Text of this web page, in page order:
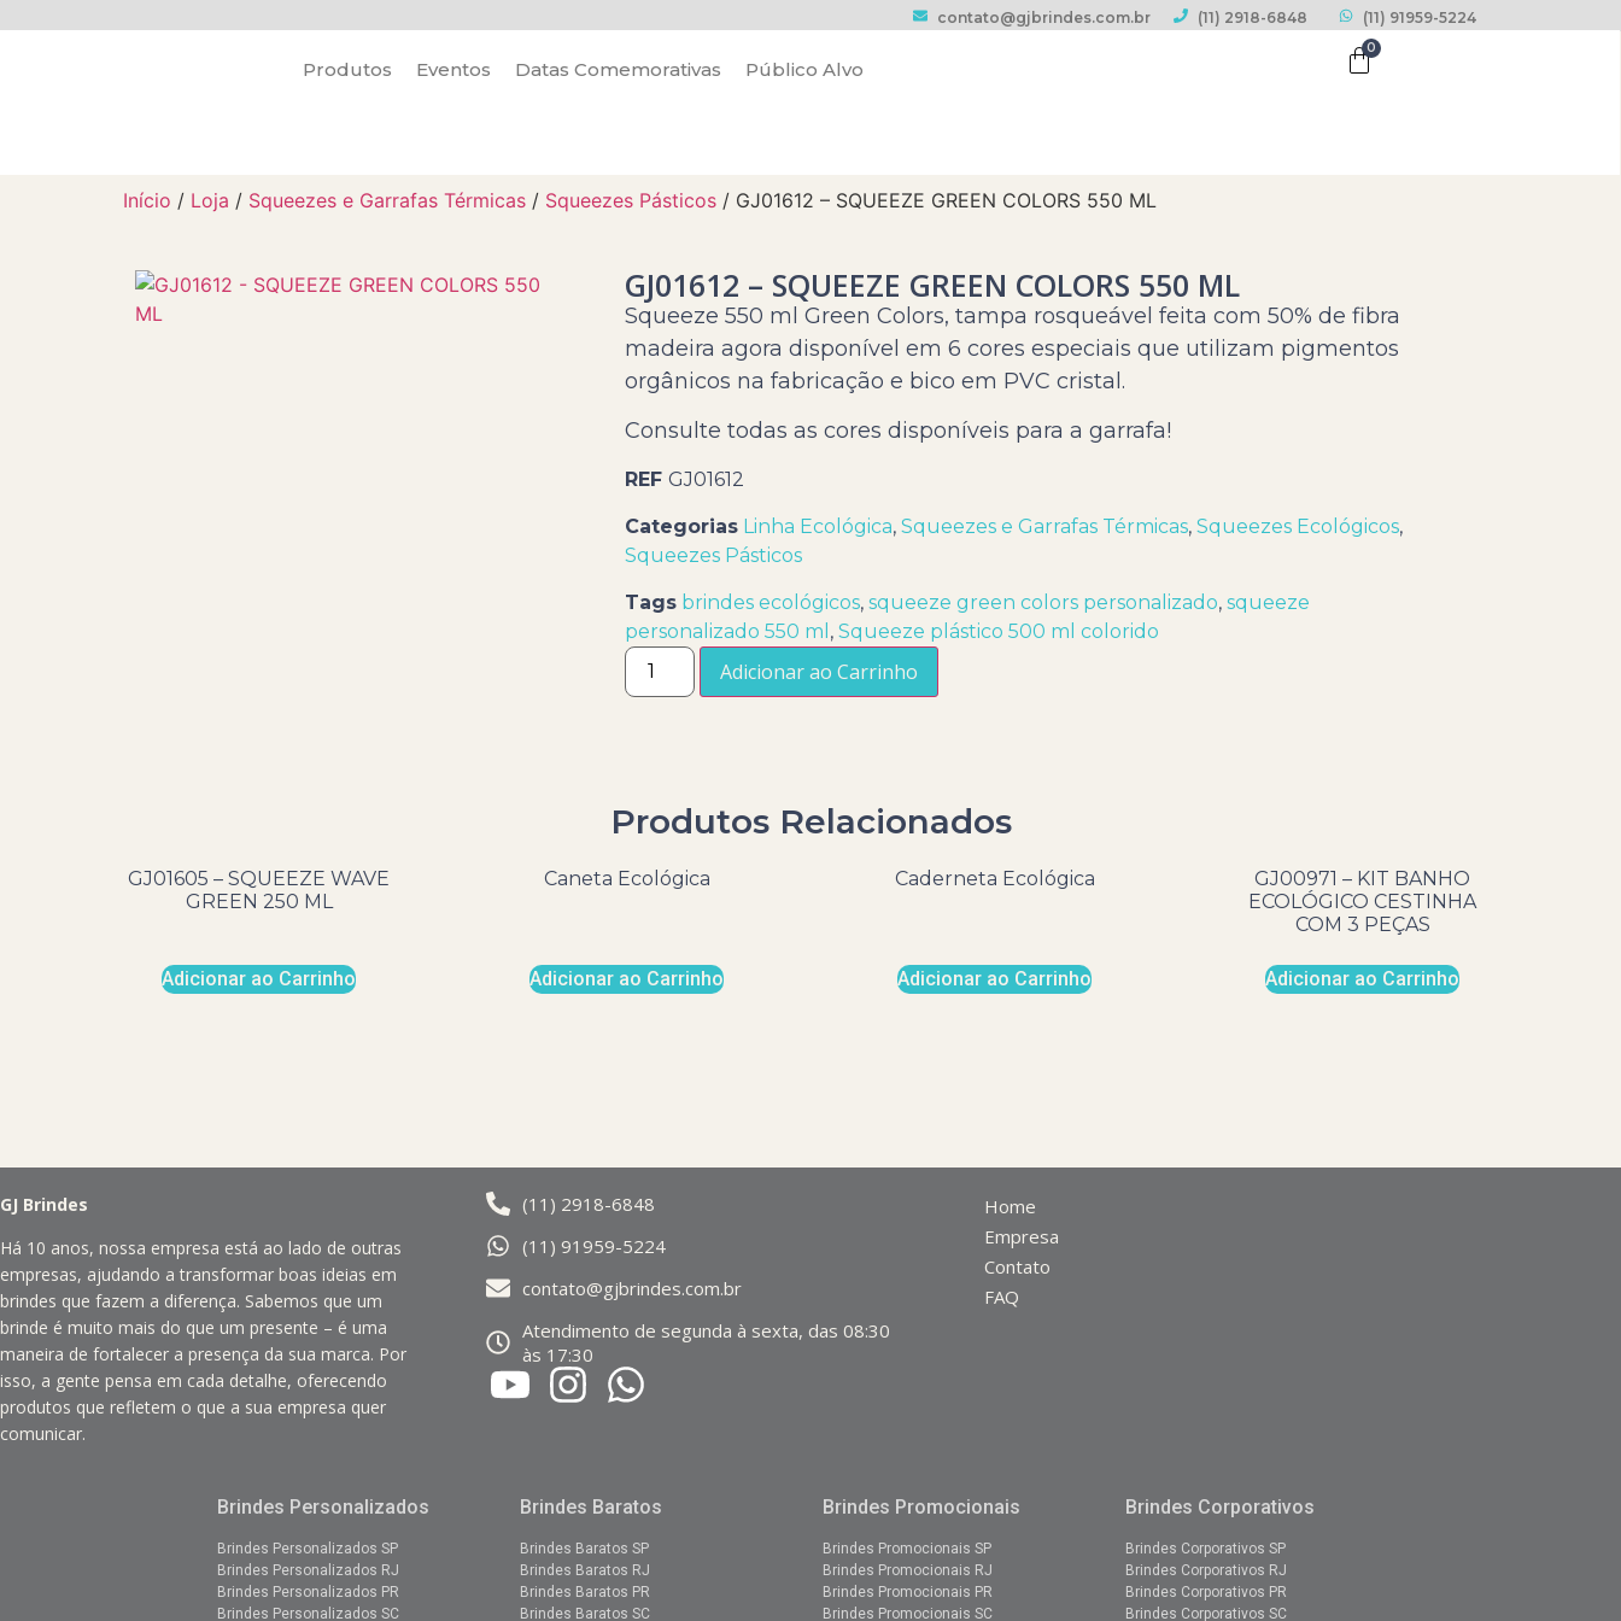
contato@gjbrindes.com.br (11) 2918-6848 (11) 91959-5224
Produtos Eventos Datas Comemorativas Público Alvo
0
Início / Loja / Squeezes e Garrafas Térmicas / Squeezes Pásticos / GJ01612 – SQUEEZE GREEN COLORS 550 ML
GJ01612 – SQUEEZE GREEN COLORS 550 ML
Squeeze 550 ml Green Colors, tampa rosqueável feita com 50% de fibra
madeira agora disponível em 6 cores especiais que utilizam pigmentos
orgânicos na fabricação e bico em PVC cristal.
Consulte todas as cores disponíveis para a garrafa!
REF GJ01612
Categorias Linha Ecológica, Squeezes e Garrafas Térmicas, Squeezes Ecológicos,
Squeezes Pásticos
Tags brindes ecológicos, squeeze green colors personalizado, squeeze
personalizado 550 ml , Squeeze plástico 500 ml colorido
Adicionar ao Carrinho
Produtos Relacionados
GJ01605 – SQUEEZE WAVE
GREEN 250 ML
Adicionar ao Carrinho
Caneta Ecológica
Adicionar ao Carrinho
Caderneta Ecológica
Adicionar ao Carrinho
GJ00971 – KIT BANHO
ECOLÓGICO CESTINHA
COM 3 PEÇAS
Adicionar ao Carrinho
GJ Brindes
Há 10 anos, nossa empresa está ao lado de outras
empresas, ajudando a transformar boas ideias em
brindes que fazem a diferença. Sabemos que um
brinde é muito mais do que um presente – é uma
maneira de fortalecer a presença da sua marca. Por
isso, a gente pensa em cada detalhe, oferecendo
produtos que refletem o que a sua empresa quer
comunicar.
(11) 2918-6848
(11) 91959-5224
contato@gjbrindes.com.br
Atendimento de segunda à sexta, das 08:30
às 17:30
Home
Empresa
Contato
FAQ
Brindes Personalizados
Brindes Personalizados SP
Brindes Personalizados RJ
Brindes Personalizados PR
Brindes Personalizados SC
Brindes Baratos
Brindes Baratos SP
Brindes Baratos RJ
Brindes Baratos PR
Brindes Baratos SC
Brindes Promocionais
Brindes Promocionais SP
Brindes Promocionais RJ
Brindes Promocionais PR
Brindes Promocionais SC
Brindes Corporativos
Brindes Corporativos SP
Brindes Corporativos RJ
Brindes Corporativos PR
Brindes Corporativos SC